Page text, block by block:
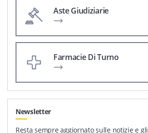
Aste Giudiziarie
Farmacie Di Turno
Newsletter
Resta sempre aggiornato sulle notizie e gli